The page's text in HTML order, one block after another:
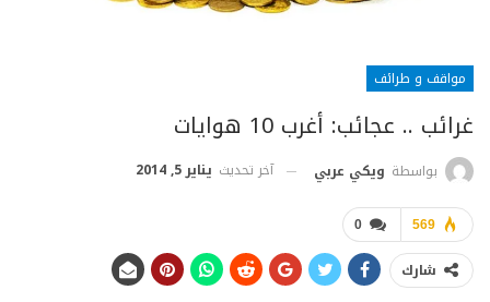
مواقف و طرائف
غرائب .. عجائب: أغرب 10 هوايات
بواسطة ويكي عربي آخر تحديث يناير 5, 2014
0 569
شارك